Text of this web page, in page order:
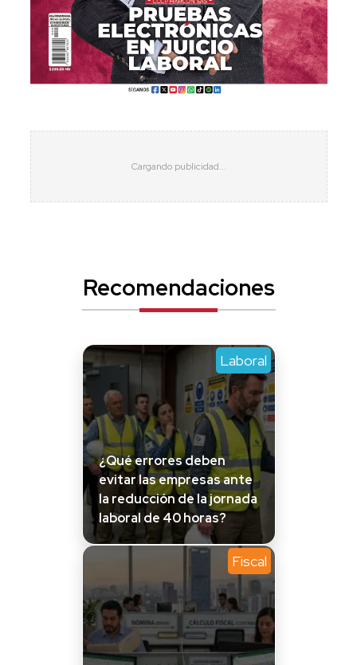
Recomendaciones
Laboral
¿Qué errores deben
evitar las empresas ante
la reducción de la jornada
laboral de 40 horas?
Fiscal